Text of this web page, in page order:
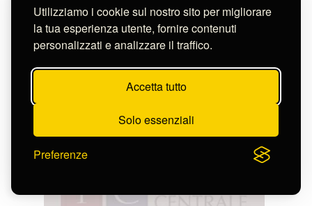
Utilizziamo i cookie sul nostro sito per migliorare
la tua esperienza utente, fornire contenuti
personalizzati e analizzare il traffico.
Accetta tutto
Solo essenziali
Preferenze